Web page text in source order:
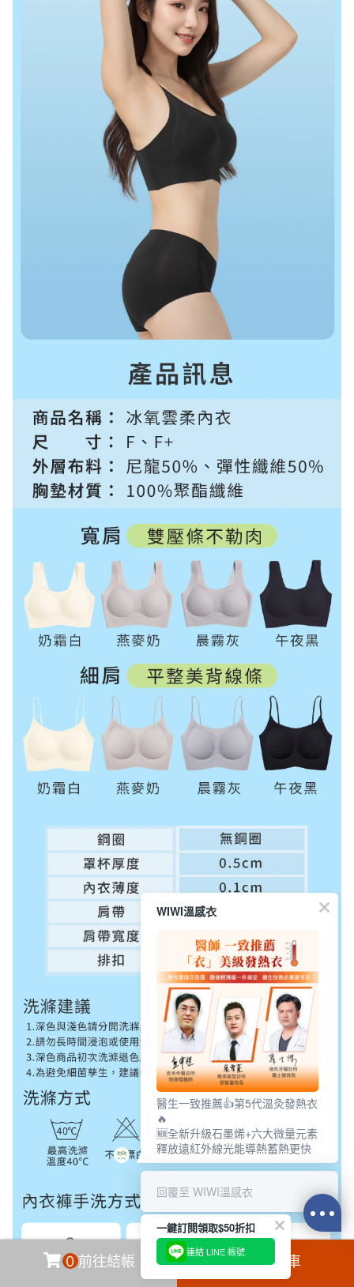
0 前往結帳 加入購物車
WIWI溫感衣
醫生一致推薦👍第5代溫灸發熱衣
🔥
🆕全新升級石墨烯+六大微量元素
釋放遠紅外線光能導熱蓄熱更快
回覆至 WIWI溫感衣
一鍵訂閱領取$50折扣
連結 LINE 帳號